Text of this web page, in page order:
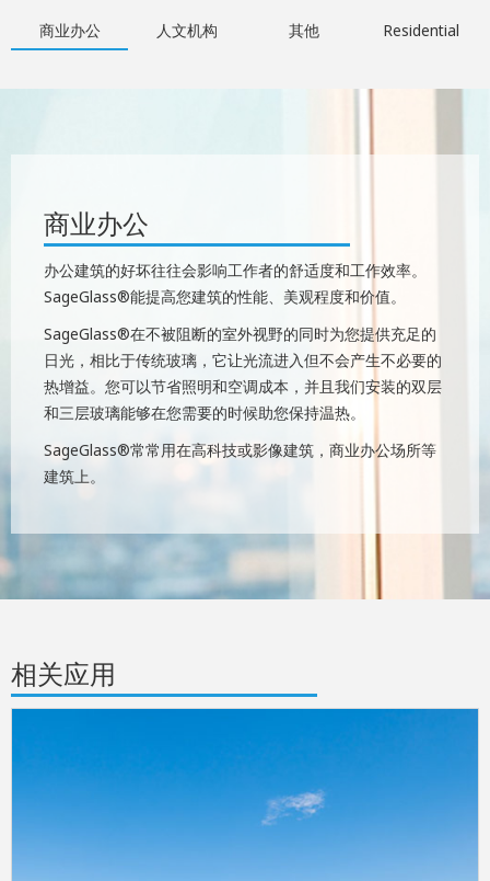
商业办公 人文机构 其他 Residential
商业办公
办公建筑的好坏往往会影响工作者的舒适度和工作效率。
SageGlass®能提高您建筑的性能、美观程度和价值。
SageGlass®在不被阻断的室外视野的同时为您提供充足的
日光，相比于传统玻璃，它让光流进入但不会产生不必要的
热增益。您可以节省照明和空调成本，并且我们安装的双层
和三层玻璃能够在您需要的时候助您保持温热。
SageGlass®常常用在高科技或影像建筑，商业办公场所等
建筑上。
相关应用